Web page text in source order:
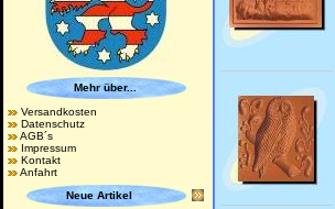
Mehr über...
Versandkosten
Datenschutz
AGB´s
Impressum
Kontakt
Anfahrt
Neue Artikel